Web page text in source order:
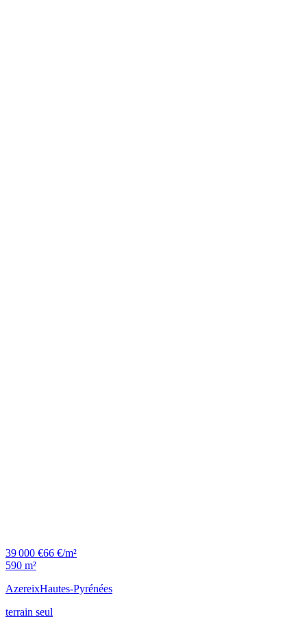
39 000 €66 €/m²
590 m²
AzereixHautes-Pyrénées
terrain seul